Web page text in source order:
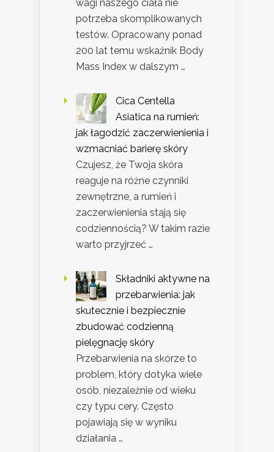
wagi naszego ciała nie
potrzeba skomplikowanych
testów. Opracowany ponad
200 lat temu wskaźnik Body
Mass Index w dalszym …
Cica Centella
Asiatica na rumień:
jak łagodzić zaczerwienienia i
wzmacniać barierę skóry
Czujesz, że Twoja skóra
reaguje na różne czynniki
zewnętrzne, a rumień i
zaczerwienienia stają się
codziennością? W takim razie
warto przyjrzeć …
Składniki aktywne na
przebarwienia: jak
skutecznie i bezpiecznie
zbudować codzienną
pielęgnację skóry
Przebarwienia na skórze to
problem, który dotyka wiele
osób, niezależnie od wieku
czy typu cery. Często
pojawiają się w wyniku
działania …